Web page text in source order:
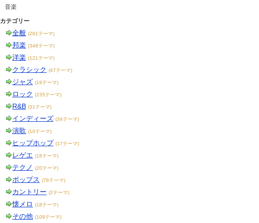
音楽
カテゴリー
全般 (281テーマ)
邦楽 (348テーマ)
洋楽 (121テーマ)
クラシック (47テーマ)
ジャズ (19テーマ)
ロック (235テーマ)
R&B (31テーマ)
インディーズ (34テーマ)
演歌 (10テーマ)
ヒップホップ (17テーマ)
レゲエ (18テーマ)
テクノ (20テーマ)
ポップス (78テーマ)
カントリー (2テーマ)
懐メロ (18テーマ)
その他 (109テーマ)